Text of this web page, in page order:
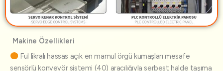
Makine Özellikleri
Ful likralı hassas açık en mamul örgü kumaşları mesafe
sensörlü konveyör sistemi (40) aracılığıyla serbest halde taşıma